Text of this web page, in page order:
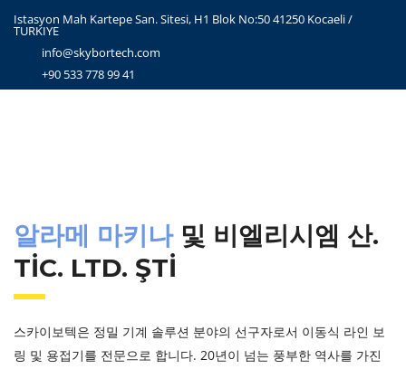
Istasyon Mah Kartepe San. Sitesi, H1 Blok No:50 41250 Kocaeli /
TURKIYE
info@skybortech.com
+90 533 778 99 41
알라메 마키나및 비엘리시엠 산.
TİC. LTD. ŞTİ
스카이보텍은 정밀 기계 솔루션 분야의 선구자로서 이동식 라인 보
링 및 용접기를 전문으로 합니다. 20년이 넘는 풍부한 역사를 가진